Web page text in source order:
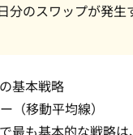
分のスワップが発生
基本戦略
（移動平均線）
最も基本的な戦略